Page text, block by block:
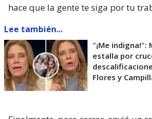
hace que la gente te siga por tu
Lee también...
"¡Me indigna!":
estalla por
Flores y